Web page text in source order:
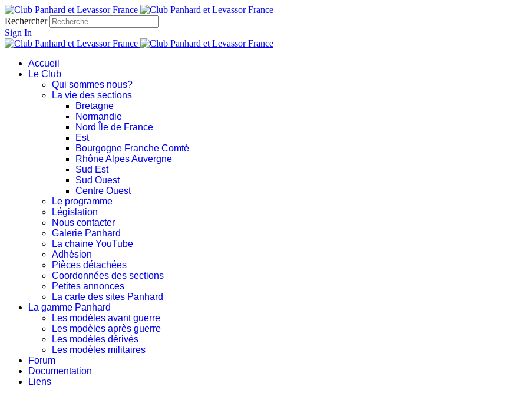
Rechercher
Sign In
Accueil
Le Club
Qui sommes nous?
La vie des sections
Bretagne
Normandie
Nord Île de France
Est
Bourgogne Franche Comté
Rhône Alpes Auvergne
Sud Est
Sud Ouest
Centre Ouest
Le programme
Législation
Nous contacter
Galerie Panhard
La chaine YouTube
Adhésion
Pièces détachées
Coordonnées des sections
Petites annonces
La carte des sites Panhard
La gamme Panhard
Les modèles avant guerre
Les modèles après guerre
Les modèles dérivés
Les modèles militaires
Forum
Documentation
Liens